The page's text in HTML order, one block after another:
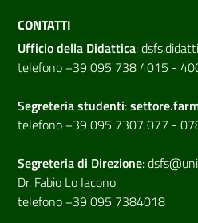
CONTATTI
Ufficio della Didattica:
telefono +39 095 738 4015 -
Segreteria studenti:
telefono +39 095 7307 077 -
Segreteria di Direzione:
Dr. Fabio Lo Iacono
telefono +39 095 7384018